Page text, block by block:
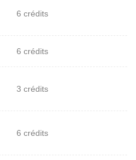
6 crédits
6 crédits
3 crédits
6 crédits